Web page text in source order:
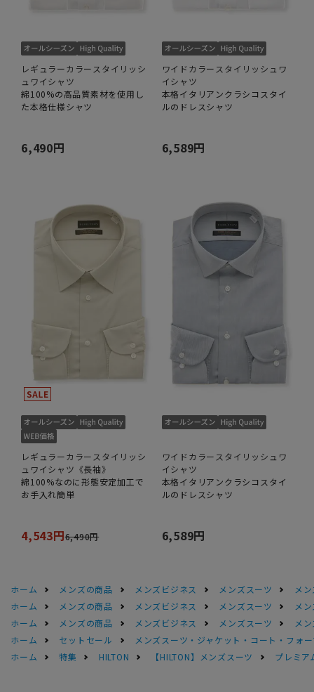
レギュラーカラースタイリッシ
ュワイシャツ
綿100%の高品質素材を使用し
た本格仕様シャツ
6,490円
ワイドカラースタイリッシュワ
イシャツ
本格イタリアンクラシコスタイ
ルのドレスシャツ
6,589円
レギュラーカラースタイリッシ
ュワイシャツ《長袖》
綿100%なのに形態安定加工で
お手入れ簡単
4,543円6,490円
ワイドカラースタイリッシュワ
イシャツ
本格イタリアンクラシコスタイ
ルのドレスシャツ
6,589円
ホーム メンズの商品 メンズビジネス メンズスーツ
メ
ホーム
メンズの商品 メンズビジネス メンズスーツ
メ
ホーム
メンズの商品 メンズビジネス メンズスーツ
メ
ホーム
セットセール
メンズスーツ・ジャケット・コート・フォ
ホーム
特集 HILTON 【HILTON】メンズスーツ プレミア